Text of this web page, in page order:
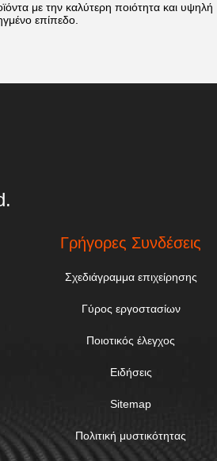
με την καλύτερη ποιότητα και υψηλή
επίπεδο.
Γρήγορες Συνδέσεις
Σχεδιάγραμμα επιχείρησης
Γύρος εργοστασίων
Ποιοτικός έλεγχος
Ειδήσεις
Sitemap
Πολιτική μυστικότητας